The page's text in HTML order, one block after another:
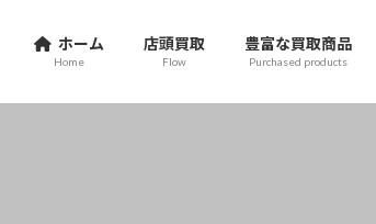
ホーム
Home
店頭買取
Flow
豊富な買取商品
Purchased products